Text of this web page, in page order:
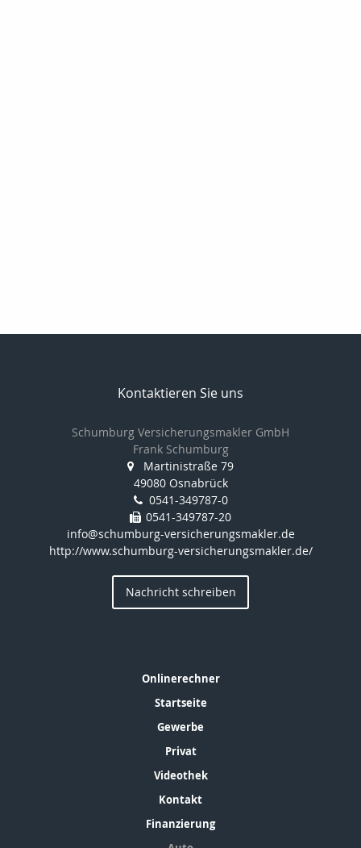
Kontaktieren Sie uns
Schumburg Versicherungsmakler GmbH
Frank Schumburg
Martinistraße 79
49080 Osnabrück
0541-349787-0
0541-349787-20
info@schumburg-versicherungsmakler.de
http://www.schumburg-versicherungsmakler.de/
Nachricht schreiben
Onlinerechner
Startseite
Gewerbe
Privat
Videothek
Kontakt
Finanzierung